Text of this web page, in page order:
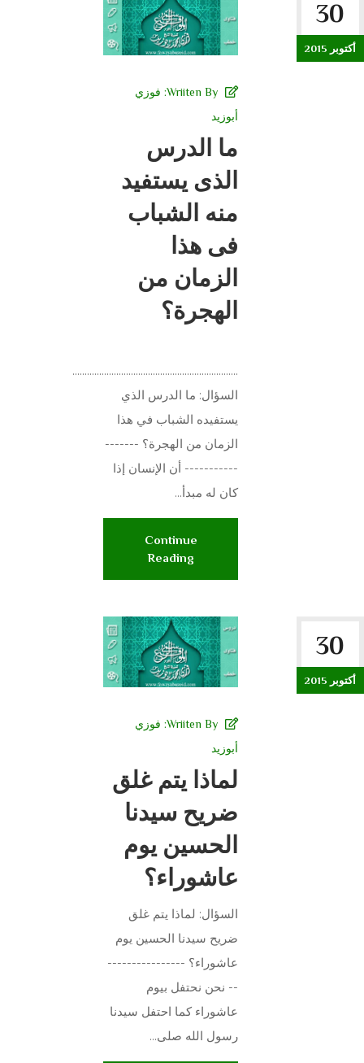
30
أكتوبر 2015
Wriiten By: فوزي
أبوزيد
ما الدرس
الذى يستفيد
منه الشباب
فى هذا
الزمان من
الهجرة؟
....................................................................
السؤال: ما الدرس الذي
يستفيده الشباب في هذا
الزمان من الهجرة؟ -------
----------- أن الإنسان إذا
كان له مبدأ...
Continue
Reading
30
أكتوبر 2015
Wriiten By: فوزي
أبوزيد
لماذا يتم غلق
ضريح سيدنا
الحسين يوم
عاشوراء؟
السؤال: لماذا يتم غلق
ضريح سيدنا الحسين يوم
عاشوراء؟ ----------------
-- نحن نحتفل بيوم
عاشوراء كما احتفل سيدنا
رسول الله صلى...